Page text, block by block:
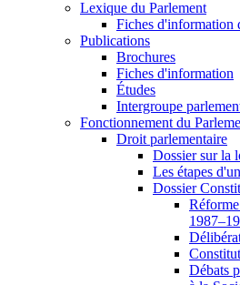
Lexique du Parlement
Fiches d'information
Publications
Brochures
Fiches d'information
Études
Intergroupe
Fonctionnement du
Droit parlementaire
Dossier sur la
Les étapes
Dossier
Débats